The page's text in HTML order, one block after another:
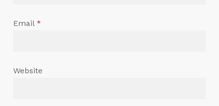
Email *
Website